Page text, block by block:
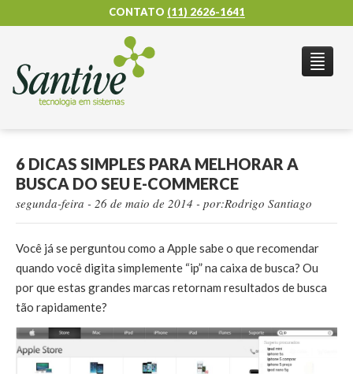
CONTATO (11) 2626-1641
CONTATO
6 DICAS SIMPLES PARA MELHORAR A
BUSCA DO SEU E-COMMERCE
segunda-feira - 26 de maio de 2014 - por:Rodrigo Santiago
Você já se perguntou como a Apple sabe o que recomendar
quando você digita simplemente “ip” na caixa de busca? Ou
por que estas grandes marcas retornam resultados de busca
tão rapidamente?